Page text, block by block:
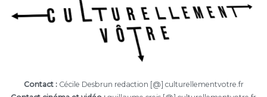
Contact :Cécile Desbrun redaction [@] culturellementvotre.fr